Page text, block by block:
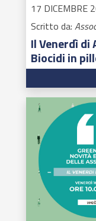
17 DICEMBRE
Scritto da:
Il Venerdì di
Biocidi in